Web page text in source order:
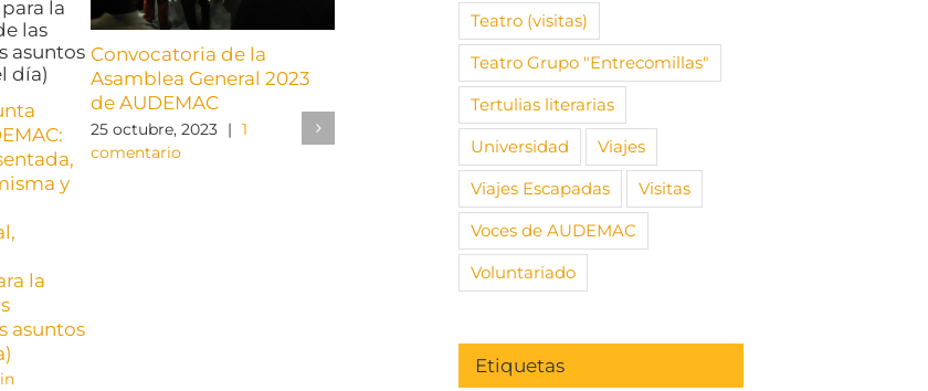
y
la
asuntos
Convocatoria de la
Asamblea General 2023
de AUDEMAC
25 octubre, 2023 | 1
comentario
Cuota AUDEMAC
27 septiembre, 2023 | 2
Asamblea general
AUDEMAC más que
extraordinaria
21 noviembre, 2022
comentarios
Teatro (visitas)
Teatro Grupo "Entrecomillas"
Tertulias literarias
Universidad
Viajes
Viajes Escapadas
Visitas
Voces de AUDEMAC
Voluntariado
Etiquetas